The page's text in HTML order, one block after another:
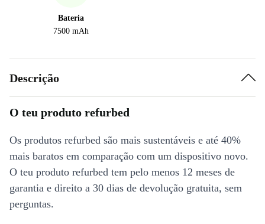
Bateria
7500 mAh
Descrição
O teu produto refurbed
Os produtos refurbed são mais sustentáveis e até 40%
mais baratos em comparação com um dispositivo novo.
O teu produto refurbed tem pelo menos 12 meses de
garantia e direito a 30 dias de devolução gratuita, sem
perguntas.